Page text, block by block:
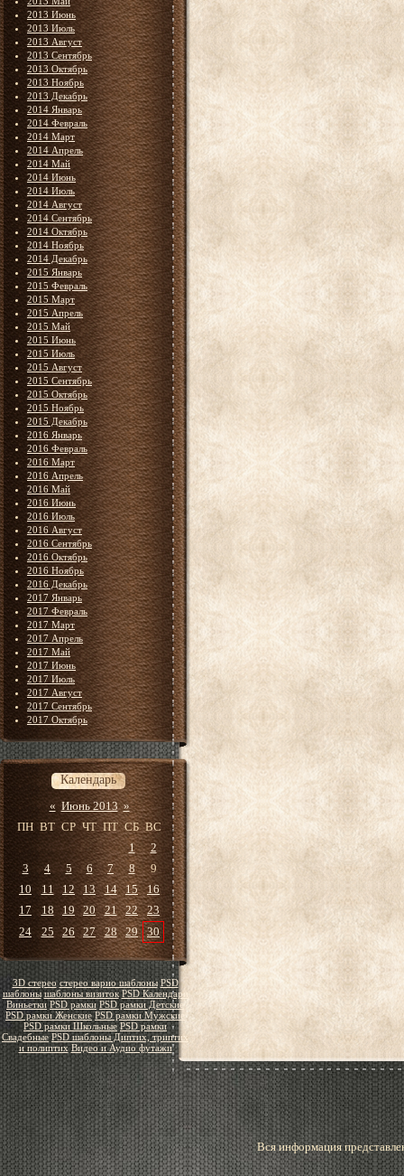
2013 Июнь
2013 Июль
2013 Август
2013 Сентябрь
2013 Октябрь
2013 Ноябрь
2013 Декабрь
2014 Январь
2014 Февраль
2014 Март
2014 Апрель
2014 Май
2014 Июнь
2014 Июль
2014 Август
2014 Сентябрь
2014 Октябрь
2014 Ноябрь
2014 Декабрь
2015 Январь
2015 Февраль
2015 Март
2015 Апрель
2015 Май
2015 Июнь
2015 Июль
2015 Август
2015 Сентябрь
2015 Октябрь
2015 Ноябрь
2015 Декабрь
2016 Январь
2016 Февраль
2016 Март
2016 Апрель
2016 Май
2016 Июнь
2016 Июль
2016 Август
2016 Сентябрь
2016 Октябрь
2016 Ноябрь
2016 Декабрь
2017 Январь
2017 Февраль
2017 Март
2017 Апрель
2017 Май
2017 Июнь
2017 Июль
2017 Август
2017 Сентябрь
2017 Октябрь
Календарь
« Июнь 2013 »
ПН ВТ СР ЧТ ПТ СБ ВС
1
2
3
4 5 6 7 8
9
10
11 12 13 14 15
16
17
18 19 20 21 22
23
24
25 26 27 28 29 30
3D стерео стерео варио шаблоны PSD
шаблоны шаблоны визиток PSD Календари
Виньетки PSD рамки PSD рамки Детские
PSD рамки Женские PSD рамки Мужские
PSD рамки Школьные PSD рамки
Свадебные PSD шаблоны Диптих, триптих
и полиптих Видео и Аудио футажи
Вся информация